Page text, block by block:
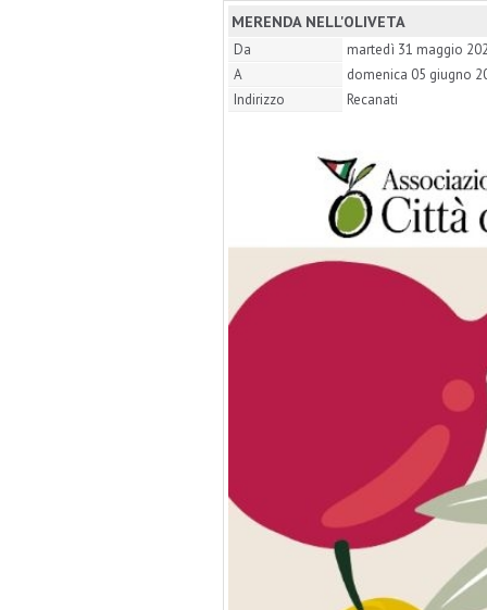
MERENDA NELL'OLIVETA
Da
martedì 31 maggio
A
domenica 05 giugno
Indirizzo
Recanati